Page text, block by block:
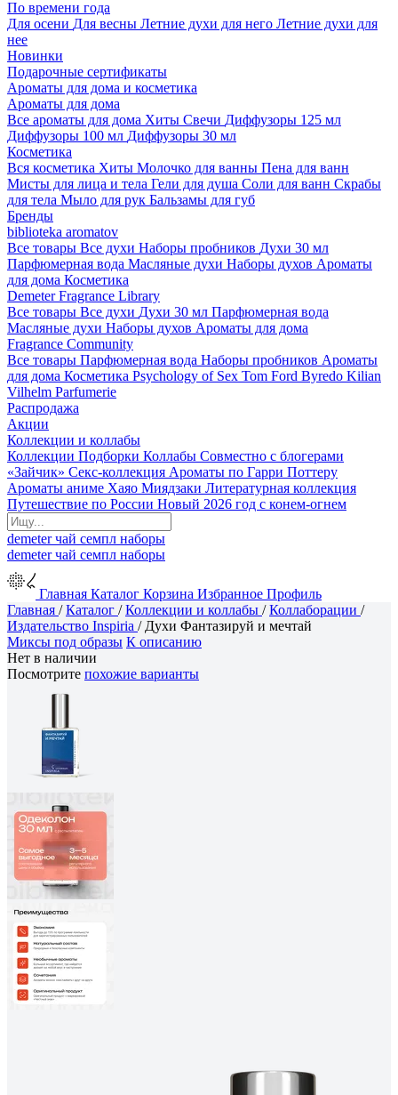
По времени года
Для осени Для весны Летние духи для него Летние духи для
нее
Новинки
Подарочные сертификаты
Ароматы для дома и косметика
Ароматы для дома
Все ароматы для дома Хиты Свечи Диффузоры 125 мл
Диффузоры 100 мл Диффузоры 30 мл
Косметика
Вся косметика Хиты Молочко для ванны Пена для ванн
Мисты для лица и тела Гели для душа Соли для ванн Скрабы
для тела Мыло для рук Бальзамы для губ
Бренды
biblioteka aromatov
Все товары Все духи Наборы пробников Духи 30 мл
Парфюмерная вода Масляные духи Наборы духов Ароматы
для дома Косметика
Demeter Fragrance Library
Все товары Все духи Духи 30 мл Парфюмерная вода
Масляные духи Наборы духов Ароматы для дома
Fragrance Community
Все товары Парфюмерная вода Наборы пробников Ароматы
для дома Косметика Psychology of Sex Tom Ford Byredo Kilian
Vilhelm Parfumerie
Распродажа
Акции
Коллекции и коллабы
Коллекции Подборки Коллабы Совместно с блогерами
«Зайчик» Секс-коллекция Ароматы по Гарри Поттеру
Ароматы аниме Хаяо Миядзаки Литературная коллекция
Путешествие по России Новый 2026 год с конем-огнем
demeterчай семпл наборы
demeterчай семпл наборы
Главная Каталог Корзина Избранное Профиль
Главная /Каталог /Коллекции и коллабы /Коллаборации /
Издательство Inspiria / Духи Фантазируй и мечтай
Миксы под образы К описанию
Нет в наличии
Посмотрите похожие варианты